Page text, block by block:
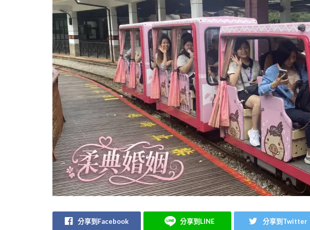
分享到Facebook 分享到LINE 分享到Twitter